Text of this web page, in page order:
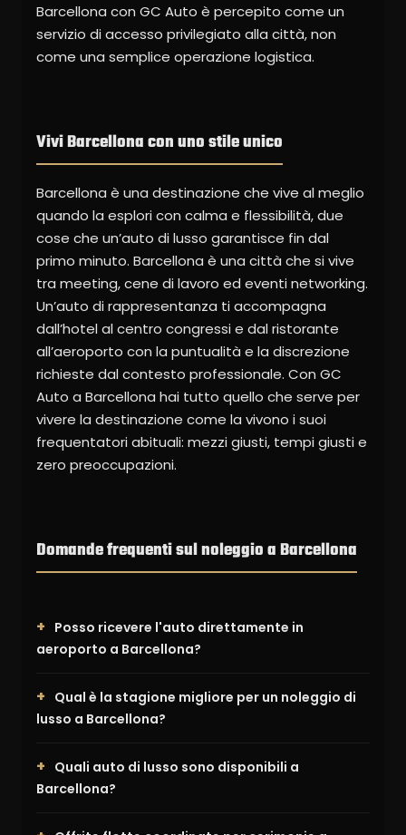
Barcellona con GC Auto è percepito come un
servizio di accesso privilegiato alla città, non
come una semplice operazione logistica.
Vivi Barcellona con uno stile unico
Barcellona è una destinazione che vive al meglio
quando la esplori con calma e flessibilità, due
cose che un’auto di lusso garantisce fin dal
primo minuto. Barcellona è una città che si vive
tra meeting, cene di lavoro ed eventi networking.
Un’auto di rappresentanza ti accompagna
dall’hotel al centro congressi e dal ristorante
all’aeroporto con la puntualità e la discrezione
richieste dal contesto professionale. Con GC
Auto a Barcellona hai tutto quello che serve per
vivere la destinazione come la vivono i suoi
frequentatori abituali: mezzi giusti, tempi giusti e
zero preoccupazioni.
Domande frequenti sul noleggio a Barcellona
Posso ricevere l'auto direttamente in
aeroporto a Barcellona?
Qual è la stagione migliore per un noleggio di
lusso a Barcellona?
Quali auto di lusso sono disponibili a
Barcellona?